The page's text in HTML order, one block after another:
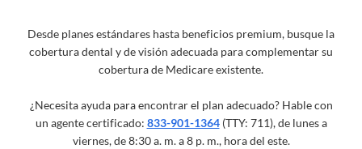
Desde planes estándares hasta beneficios premium, busque la
cobertura dental y de visión adecuada para complementar su
cobertura de Medicare existente.
¿Necesita ayuda para encontrar el plan adecuado? Hable con
un agente certificado: 833-901-1364(TTY: 711), de lunes a
viernes, de 8:30 a. m. a 8 p. m., hora del este.